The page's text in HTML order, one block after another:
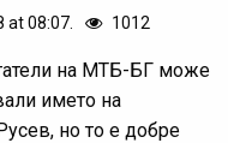
at 08:07. 1012
на МТБ-БГ може
името на
но то е добре